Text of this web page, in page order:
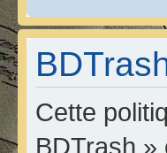
Cette
BDTrash »